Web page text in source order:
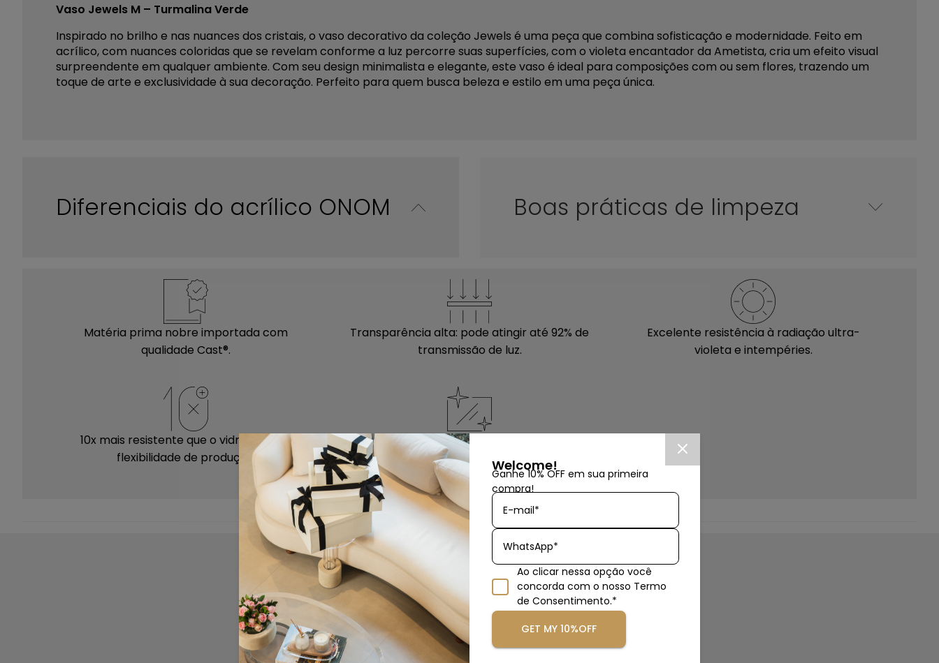
Vaso Jewels M – Turmalina Verde
Inspirado no brilho e nas nuances dos cristais, o vaso decorativo da coleção Jewels é uma peça que combina sofisticação e modernidade. Feito em
acrílico, com nuances coloridas que se revelam conforme a luz percorre suas superfícies, com o violeta encantador da Ametista, cria um efeito visual
surpreendente em qualquer ambiente. Com seu design minimalista e elegante, este vaso é ideal para composições com ou sem flores, trazendo um
toque de arte e exclusividade à sua decoração. Perfeito para quem busca beleza e estilo em uma peça única.
Diferenciais do acrílico ONOM Boas práticas de limpeza
Matéria prima nobre importada com
qualidade Cast®.
Transparência alta: pode atingir até 92% de
transmissão de luz.
Excelente resistência à radiação ultra-
violeta e intempéries.
10x mais resistente que o vidro e maior
flexibilidade de produção.
Após muito tempo de uso, o polimento
deixa a peça como nova.
Mantenha suas peças sempre limpas e
conservadas! Antes de iniciar a limpeza
certifique-se de que não há nenhum outro
objeto sobre sua peça.
Evite riscar o acrílico durante esse
processo. Antes de iniciar a limpeza
remova qualquer sujeira cuidadosamente
com ajuda de um pano limpo e macio.
Com outra flanela seca e um lustra móveis
Produtos similares
Welcome!
Ganhe 10% OFF em sua primeira
compra!
E-mail*
WhatsApp*
Ao clicar nessa opção você
concorda com o nosso Termo
de Consentimento.*
GET MY 10%OFF